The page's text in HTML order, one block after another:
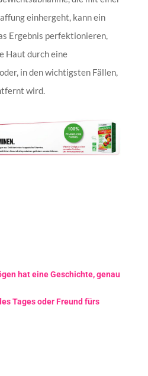
einhergeht, kann ein
Ergebnis perfektionieren,
Haut durch eine
in den wichtigsten Fällen,
wird.
hat eine Geschichte, genau
Tages oder Freund fürs